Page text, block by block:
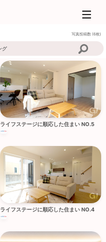
写真投稿数 (6枚)
ライフステージに順応した住まい NO.5
ライフステージに順応した住まい NO.4